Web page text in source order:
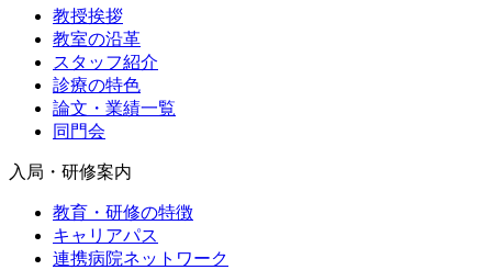
教授挨拶
教室の沿革
スタッフ紹介
診療の特色
論文・業績一覧
同門会
入局・研修案内
教育・研修の特徴
キャリアパス
連携病院ネットワーク